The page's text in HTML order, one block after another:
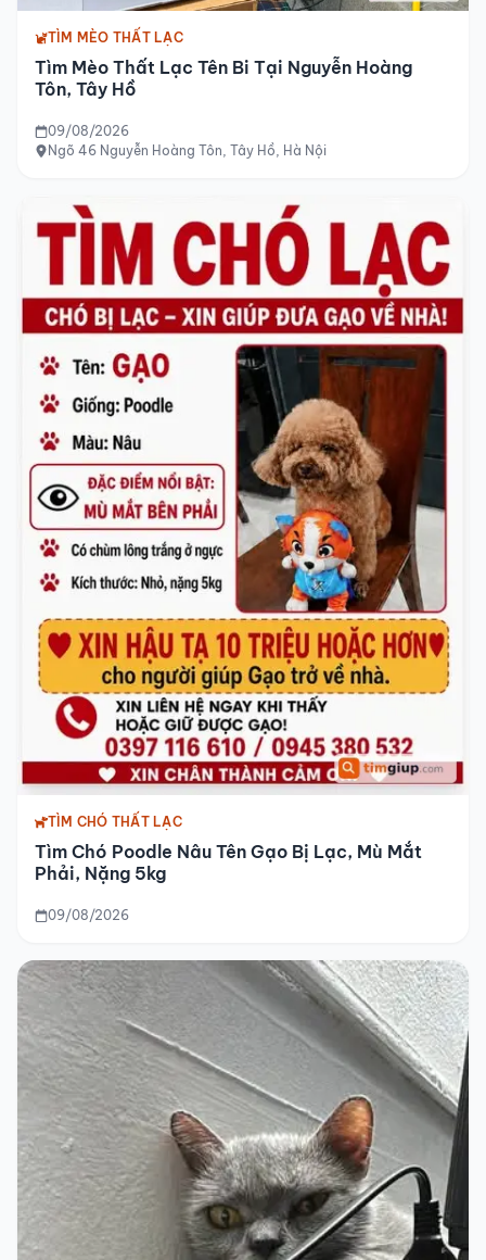
TÌM MÈO THẤT LẠC
Tìm Mèo Thất Lạc Tên Bi Tại Nguyễn Hoàng
Tôn, Tây Hồ
09/08/2026
Ngõ 46 Nguyễn Hoàng Tôn, Tây Hồ, Hà Nội
TÌM CHÓ THẤT LẠC
Tìm Chó Poodle Nâu Tên Gạo Bị Lạc, Mù Mắt
Phải, Nặng 5kg
09/08/2026